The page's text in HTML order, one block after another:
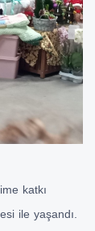
katkı
ile yaşandı.